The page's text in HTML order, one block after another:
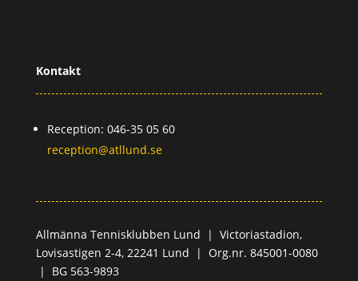
Kontakt
Reception: 046-35 05 60
reception@atllund.se
Allmänna Tennisklubben Lund | Victoriastadion,
Lovisastigen 2-4, 22241 Lund | Org.nr. 845001-0080
| BG 563-9893